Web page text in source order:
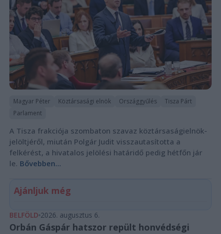
Magyar Péter Köztársasági elnök Országgyűlés
Tisza Párt
Parlament
A Tisza frakciója szombaton szavaz köztársaságielnök-
jelöltjéről, miután Polgár Judit visszautasította a
felkérést, a hivatalos jelölési határidő pedig hétfőn jár
le. Bővebben...
Ajánljuk még
BELFÖLD 2026. augusztus 6.
Orbán Gáspár hatszor repült honvédségi